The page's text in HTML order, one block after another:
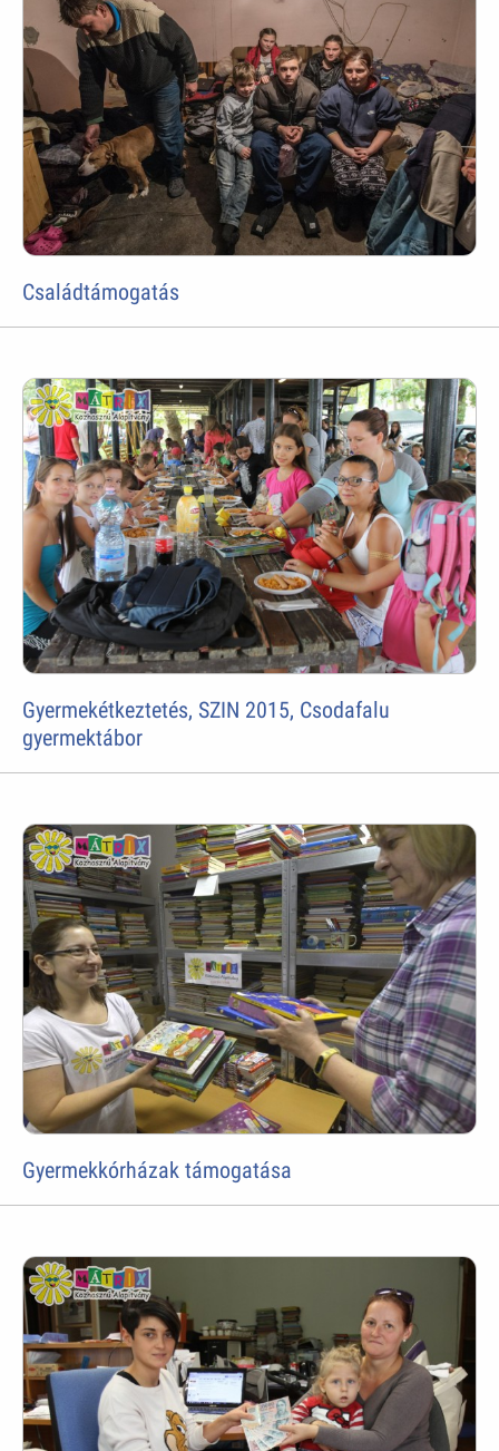
Családtámogatás
Gyermekétkeztetés, SZIN 2015, Csodafalu
gyermektábor
Gyermekkórházak támogatása